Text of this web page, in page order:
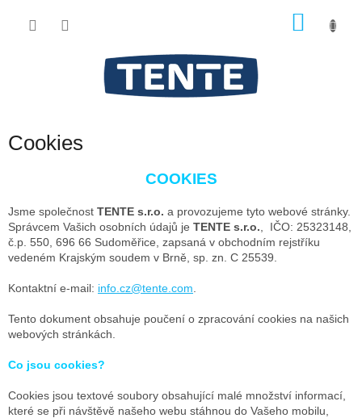
Cookies
COOKIES
Jsme společnost TENTE s.r.o. a provozujeme tyto webové stránky.
Správcem Vašich osobních údajů je TENTE s.r.o. , IČO: 25323148,
č.p. 550, 696 66 Sudoměřice, zapsaná v obchodním rejstříku
vedeném Krajským soudem v Brně, sp. zn. C 25539.
Kontaktní e-mail: info.cz@tente.com
Tento dokument obsahuje poučení o zpracování cookies na našich
webových stránkách.
Co jsou cookies?
Cookies jsou textové soubory obsahující malé množství informací,
které se při návštěvě našeho webu stáhnou do Vašeho mobilu,